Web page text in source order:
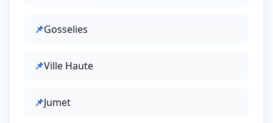
📌Gosselies
📌Ville Haute
📌Jumet